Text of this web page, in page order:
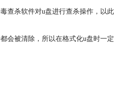
查杀软件对u盘进行查杀操作，以此
会被清除，所以在格式化u盘时一定